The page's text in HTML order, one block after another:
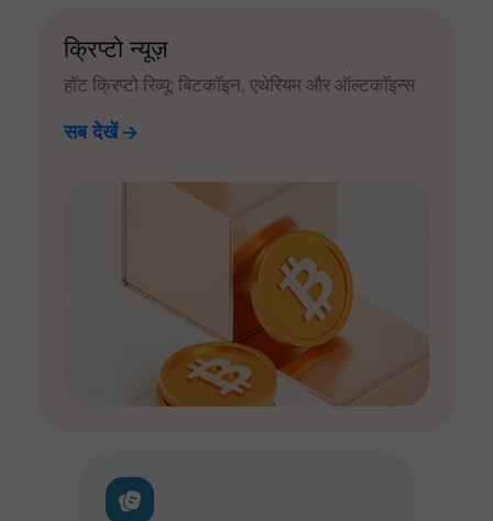
क्रिप्टो न्यूज़
हॉट क्रिप्टो रिव्यू: बिटकॉइन, एथेरियम और ऑल्टकॉइन्स
सब देखें